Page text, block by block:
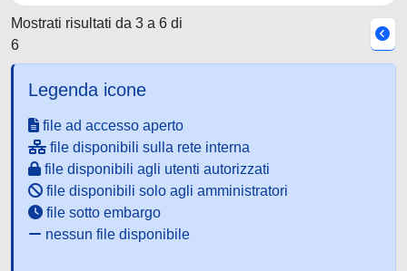
Mostrati risultati da 3 a 6 di
6
Legenda icone
file ad accesso aperto
file disponibili sulla rete interna
file disponibili agli utenti autorizzati
file disponibili solo agli amministratori
file sotto embargo
nessun file disponibile